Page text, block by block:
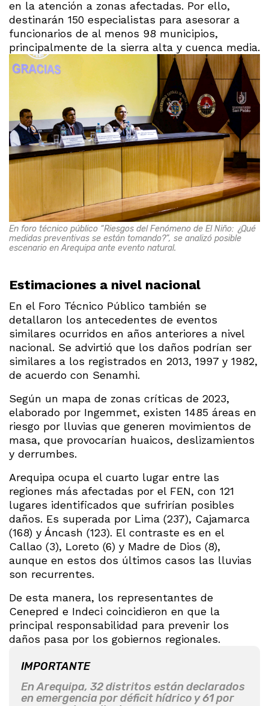
en la atención a zonas afectadas. Por ello,
destinarán 150 especialistas para asesorar a
funcionarios de al menos 98 municipios,
principalmente de la sierra alta y cuenca media.
En foro técnico público “Riesgos del Fenómeno de El Niño: ¿Qué
medidas preventivas se están tomando?”, se analizó posible
escenario en Arequipa ante evento natural.
Estimaciones a nivel nacional
En el Foro Técnico Público también se
detallaron los antecedentes de eventos
similares ocurridos en años anteriores a nivel
nacional. Se advirtió que los daños podrían ser
similares a los registrados en 2013, 1997 y 1982,
de acuerdo con Senamhi.
Según un mapa de zonas críticas de 2023,
elaborado por Ingemmet, existen 1485 áreas en
riesgo por lluvias que generen movimientos de
masa, que provocarían huaicos, deslizamientos
y derrumbes.
Arequipa ocupa el cuarto lugar entre las
regiones más afectadas por el FEN, con 121
lugares identificados que sufrirían posibles
daños. Es superada por Lima (237), Cajamarca
(168) y Áncash (123). El contraste es en el
Callao (3), Loreto (6) y Madre de Dios (8),
aunque en estos dos últimos casos las lluvias
son recurrentes.
De esta manera, los representantes de
Cenepred e Indeci coincidieron en que la
principal responsabilidad para prevenir los
daños pasa por los gobiernos regionales.
IMPORTANTE
En Arequipa, 32 distritos están declarados
en emergencia por déficit hídrico y 61 por